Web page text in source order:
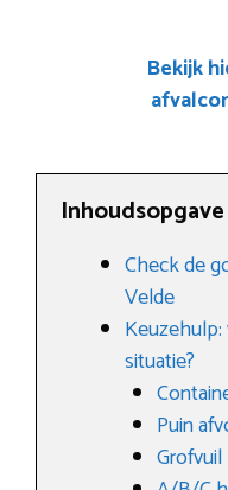
Bekijk
Inhoudsopgave
Check de
Velde
situatie?
Puin
Grofvuil